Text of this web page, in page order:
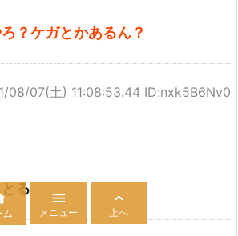
？ケガとかあるん？
08/07(土) 11:08:53.44 ID:nxk5B6Nv0
る
ム

メニュー

上へ